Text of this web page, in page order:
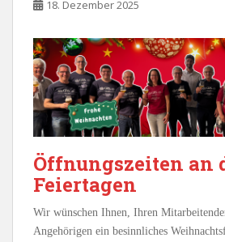
18. Dezember 2025
Öffnungszeiten an
Feiertagen
Wir wünschen Ihnen, Ihren
Angehörigen ein besinnliches